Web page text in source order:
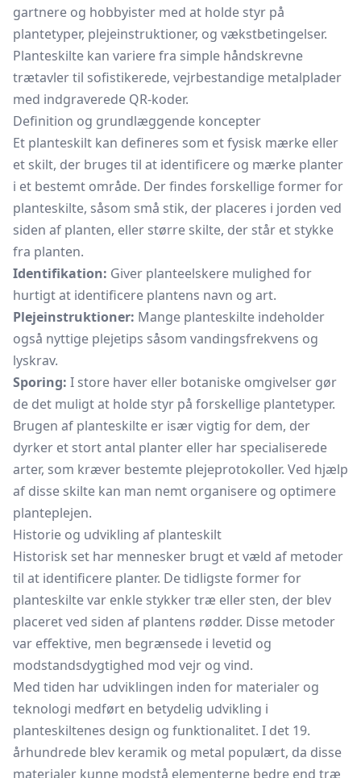
gartnere og hobbyister med at holde styr på
plantetyper, plejeinstruktioner, og vækstbetingelser.
Planteskilte kan variere fra simple håndskrevne
trætavler til sofistikerede, vejrbestandige metalplader
med indgraverede QR-koder.
Definition og grundlæggende koncepter
Et planteskilt kan defineres som et fysisk mærke eller
et skilt, der bruges til at identificere og mærke planter
i et bestemt område. Der findes forskellige former for
planteskilte, såsom små stik, der placeres i jorden ved
siden af planten, eller større skilte, der står et stykke
fra planten.
Identifikation: Giver planteelskere mulighed for
hurtigt at identificere plantens navn og art.
Plejeinstruktioner: Mange planteskilte indeholder
også nyttige plejetips såsom vandingsfrekvens og
lyskrav.
Sporing: I store haver eller botaniske omgivelser gør
de det muligt at holde styr på forskellige plantetyper.
Brugen af planteskilte er især vigtig for dem, der
dyrker et stort antal planter eller har specialiserede
arter, som kræver bestemte plejeprotokoller. Ved hjælp
af disse skilte kan man nemt organisere og optimere
planteplejen.
Historie og udvikling af planteskilt
Historisk set har mennesker brugt et væld af metoder
til at identificere planter. De tidligste former for
planteskilte var enkle stykker træ eller sten, der blev
placeret ved siden af plantens rødder. Disse metoder
var effektive, men begrænsede i levetid og
modstandsdygtighed mod vejr og vind.
Med tiden har udviklingen inden for materialer og
teknologi medført en betydelig udvikling i
planteskiltenes design og funktionalitet. I det 19.
århundrede blev keramik og metal populært, da disse
materialer kunne modstå elementerne bedre end træ